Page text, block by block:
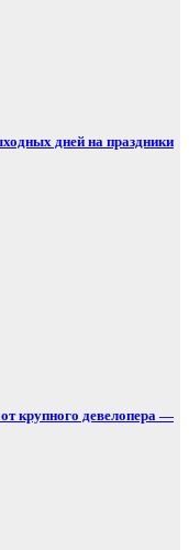
дней на праздники
крупного девелопера —